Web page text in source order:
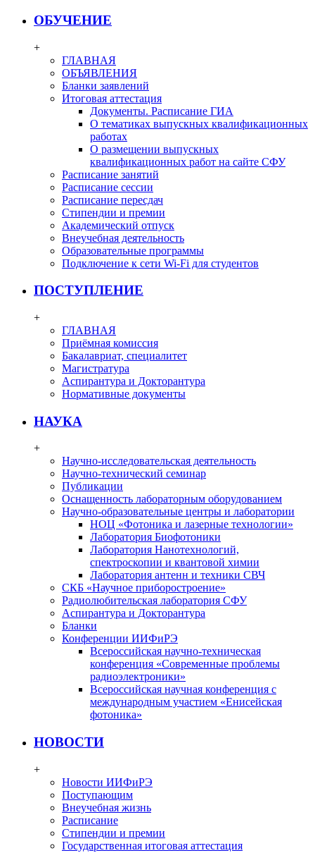
ОБУЧЕНИЕ
+
ГЛАВНАЯ
ОБЪЯВЛЕНИЯ
Бланки заявлений
Итоговая аттестация
Документы. Расписание ГИА
О тематиках выпускных квалификационных
работах
О размещении выпускных
квалификационных работ на сайте СФУ
Расписание занятий
Расписание сессии
Расписание пересдач
Стипендии и премии
Академический отпуск
Внеучебная деятельность
Образовательные программы
Подключение к сети Wi-Fi для студентов
ПОСТУПЛЕНИЕ
+
ГЛАВНАЯ
Приёмная комиссия
Бакалавриат, специалитет
Магистратура
Аспирантура и Докторантура
Нормативные документы
НАУКА
+
Научно-исследовательская деятельность
Научно-технический семинар
Публикации
Оснащенность лабораторным оборудованием
Научно-образовательные центры и лаборатории
НОЦ «Фотоника и лазерные технологии»
Лаборатория Биофотоники
Лаборатория Нанотехнологий,
спектроскопии и квантовой химии
Лаборатория антенн и техники СВЧ
СКБ «Научное приборостроение»
Радиолюбительская лаборатория СФУ
Аспирантура и Докторантура
Бланки
Конференции ИИФиРЭ
Всероссийская научно-техническая
конференция «Современные проблемы
радиоэлектроники»
Всероссийская научная конференция с
международным участием «Енисейская
фотоника»
НОВОСТИ
+
Новости ИИФиРЭ
Поступающим
Внеучебная жизнь
Расписание
Стипендии и премии
Государственная итоговая аттестация